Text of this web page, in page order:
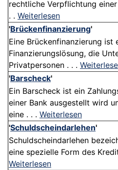
rechtliche Verpflichtung
. . Weiterlesen
'Brückenfinanzierung'
Eine Brückenfinanzierung ist
Finanzierungslösung, die
Privatpersonen . . .
'Barscheck'
Ein Barscheck ist ein
einer Bank ausgestellt wird
eine . . . Weiterlesen
'Schuldscheindarlehen'
Schuldscheindarlehen
eine spezielle Form des
Weiterlesen